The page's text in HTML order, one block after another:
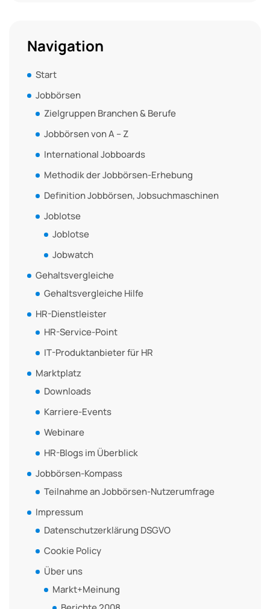
Navigation
Start
Jobbörsen
Zielgruppen Branchen & Berufe
Jobbörsen von A – Z
International Jobboards
Methodik der Jobbörsen-Erhebung
Definition Jobbörsen, Jobsuchmaschinen
Joblotse
Joblotse
Jobwatch
Gehaltsvergleiche
Gehaltsvergleiche Hilfe
HR-Dienstleister
HR-Service-Point
IT-Produktanbieter für HR
Marktplatz
Downloads
Karriere-Events
Webinare
HR-Blogs im Überblick
Jobbörsen-Kompass
Teilnahme an Jobbörsen-Nutzerumfrage
Impressum
Datenschutzerklärung DSGVO
Cookie Policy
Über uns
Markt+Meinung